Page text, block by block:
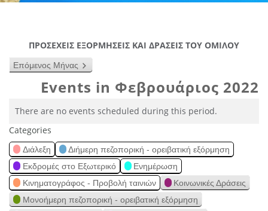
ΠΡΟΣΕΧΕΙΣ ΕΞΟΡΜΗΣΕΙΣ ΚΑΙ ΔΡΑΣΕΙΣ ΤΟΥ ΟΜΙΛΟΥ
Επόμενος Μήνας
Events in Φεβρουάριος 2022
There are no events scheduled during this period.
Categories
Διάλεξη
Διήμερη πεζοπορική - ορειβατική εξόρμηση
Εκδρομές στο Εξωτερικό
Ενημέρωση
Κινηματογράφος - Προβολή ταινιών
Κοινωνικές Δράσεις
Μονοήμερη πεζοπορική - ορειβατική εξόρμηση